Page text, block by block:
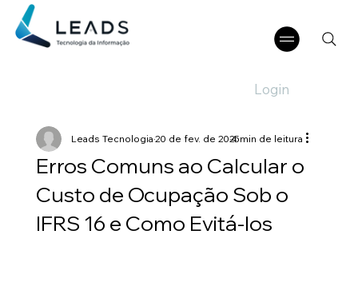
Login
Erros Comuns ao Calcular o
Custo de Ocupação Sob o
IFRS 16 e Como Evitá-los
Leads Tecnologia20 de fev. de 20254 min de leitura